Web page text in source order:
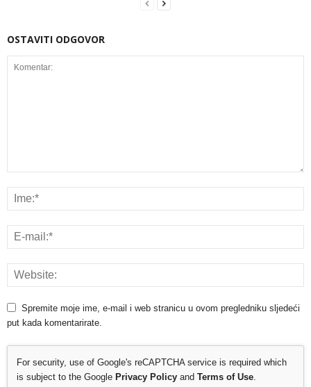
OSTAVITI ODGOVOR
Spremite moje ime, e-mail i web stranicu u ovom pregledniku sljedeći
put kada komentarirate.
For security, use of Google's reCAPTCHA service is required which
is subject to the Google Privacy Policy and Terms of Use